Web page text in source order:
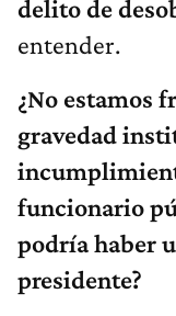
delito de
entender.
¿No estamos
gravedad
funcionario
podría haber
presidente?